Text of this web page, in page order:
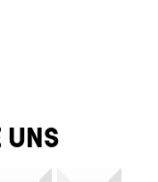
UNS